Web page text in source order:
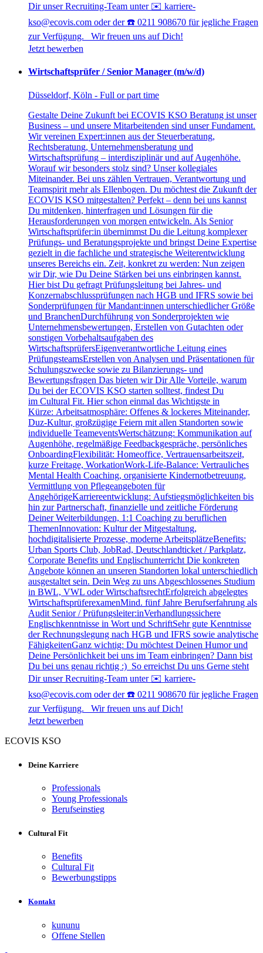
Dir unser Recruiting-Team unter ✉️ karriere-
kso@ecovis.com oder der ☎️ 0211 908670 für jegliche Fragen
zur Verfügung. Wir freuen uns auf Dich!
Jetzt bewerben
Wirtschaftsprüfer / Senior Manager (m/w/d)
Düsseldorf, Köln - Full or part time
Gestalte Deine Zukunft bei ECOVIS KSO Beratung ist unser
Business – und unsere Mitarbeitenden sind unser Fundament.
Wir vereinen Expert:innen aus der Steuerberatung,
Rechtsberatung, Unternehmensberatung und
Wirtschaftsprüfung – interdisziplinär und auf Augenhöhe.
Worauf wir besonders stolz sind? Unser kollegiales
Miteinander. Bei uns zählen Vertrauen, Verantwortung und
Teamspirit mehr als Ellenbogen. Du möchtest die Zukunft der
ECOVIS KSO mitgestalten? Perfekt – denn bei uns kannst
Du mitdenken, hinterfragen und Lösungen für die
Herausforderungen von morgen entwickeln. Als Senior
Wirtschaftsprüfer:in übernimmst Du die Leitung komplexer
Prüfungs- und Beratungsprojekte und bringst Deine Expertise
gezielt in die fachliche und strategische Weiterentwicklung
unseres Bereichs ein. Zeit, konkret zu werden: Nun zeigen
wir Dir, wie Du Deine Stärken bei uns einbringen kannst.
Hier bist Du gefragt Prüfungsleitung bei Jahres- und
Konzernabschlussprüfungen nach HGB und IFRS sowie bei
Sonderprüfungen für Mandant:innen unterschiedlicher Größe
und BranchenDurchführung von Sonderprojekten wie
Unternehmensbewertungen, Erstellen von Gutachten oder
sonstigen Vorbehaltsaufgaben des
WirtschaftsprüfersEigenverantwortliche Leitung eines
PrüfungsteamsErstellen von Analysen und Präsentationen für
Schulungszwecke sowie zu Bilanzierungs- und
Bewertungsfragen Das bieten wir Dir Alle Vorteile, warum
Du bei der ECOVIS KSO starten solltest, findest Du
im Cultural Fit. Hier schon einmal das Wichtigste in
Kürze: Arbeitsatmosphäre: Offenes & lockeres Miteinander,
Duz-Kultur, großzügige Feiern mit allen Standorten sowie
individuelle TeameventsWertschätzung: Kommunikation auf
Augenhöhe, regelmäßige Feedbackgespräche, persönliches
OnboardingFlexibilität: Homeoffice, Vertrauensarbeitszeit,
kurze Freitage, WorkationWork-Life-Balance: Vertrauliches
Mental Health Coaching, organisierte Kindernotbetreuung,
Vermittlung von Pflegeangeboten für
AngehörigeKarriereentwicklung: Aufstiegsmöglichkeiten bis
hin zur Partnerschaft, finanzielle und zeitliche Förderung
Deiner Weiterbildungen, 1:1 Coaching zu beruflichen
ThemenInnovation: Kultur der Mitgestaltung,
hochdigitalisierte Prozesse, moderne ArbeitsplätzeBenefits:
Urban Sports Club, JobRad, Deutschlandticket / Parkplatz,
Corporate Benefits und Englischunterricht Die konkreten
Angebote können an unseren Standorten lokal unterschiedlich
ausgestaltet sein. Dein Weg zu uns Abgeschlossenes Studium
in BWL, VWL oder WirtschaftsrechtErfolgreich abgelegtes
WirtschaftsprüferexamenMind. fünf Jahre Berufserfahrung als
Audit Senior / Prüfungsleiter:inVerhandlungssichere
Englischkenntnisse in Wort und SchriftSehr gute Kenntnisse
der Rechnungslegung nach HGB und IFRS sowie analytische
FähigkeitenGanz wichtig: Du möchtest Deinen Humor und
Deine Persönlichkeit bei uns im Team einbringen? Dann bist
Du bei uns genau richtig :) So erreichst Du uns Gerne steht
Dir unser Recruiting-Team unter ✉️ karriere-
kso@ecovis.com oder der ☎️ 0211 908670 für jegliche Fragen
zur Verfügung. Wir freuen uns auf Dich!
Jetzt bewerben
ECOVIS KSO
Deine Karriere
Professionals
Young Professionals
Berufseinstieg
Cultural Fit
Benefits
Cultural Fit
Bewerbungstipps
Kontakt
kununu
Offene Stellen